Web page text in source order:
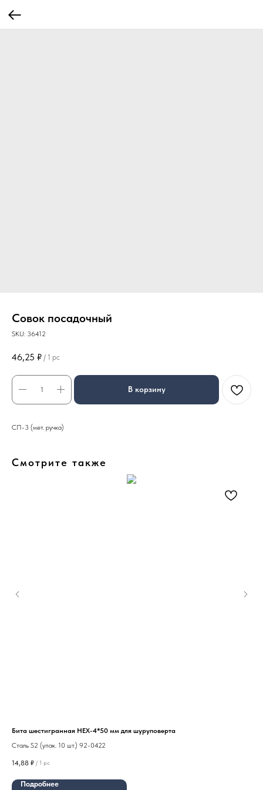
Совок посадочный
SKU: 36412
46,25 ₽ / 1 pc
В корзину
СП-3 (мет. ручка)
Смотрите также
Бита шестигранная HEX-4*50 мм для шуруповерта
Сталь S2 (упак. 10 шт.) 92-0422
14,88 ₽ / 1 pc
Подробнее